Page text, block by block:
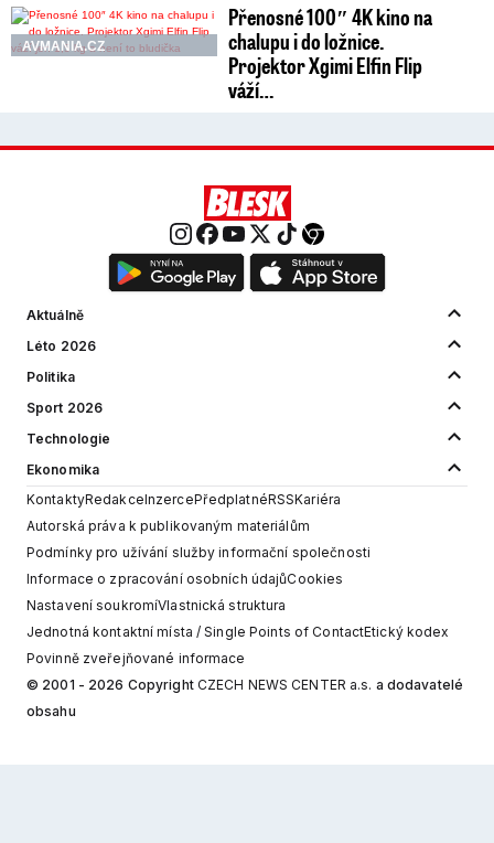
AVMANIA.CZ
Přenosné 100″ 4K kino na
chalupu i do ložnice.
Projektor Xgimi Elfin Flip
váží…
Aktuálně
Léto 2026
Politika
Sport 2026
Technologie
Ekonomika
KontaktyRedakceInzercePředplatnéRSSKariéra
Autorská práva k publikovaným materiálům
Podmínky pro užívání služby informační společnosti
Informace o zpracování osobních údajůCookies
Nastavení soukromíVlastnická struktura
Jednotná kontaktní místa / Single Points of ContactEtický kodex
Povinně zveřejňované informace
© 2001 - 2026 Copyright CZECH NEWS CENTER a.s. a dodavatelé
obsahu